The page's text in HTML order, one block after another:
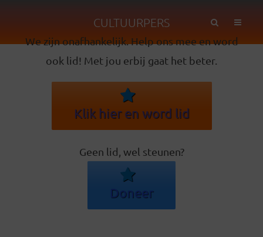
CULTUURPERS
We zijn onafhankelijk. Help ons mee en word
ook lid! Met jou erbij gaat het beter.
Klik hier en word lid
Geen lid, wel steunen?
Doneer